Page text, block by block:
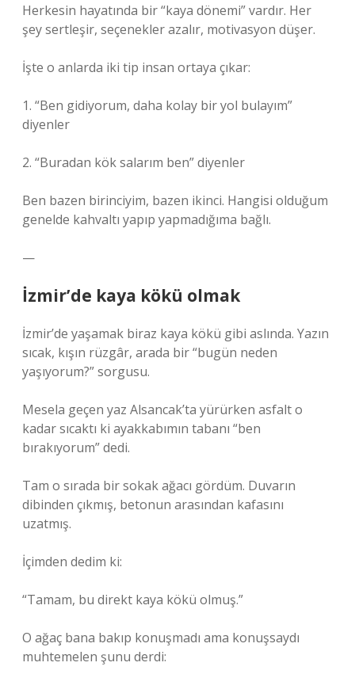
Herkesin hayatında bir “kaya dönemi” vardır. Her
şey sertleşir, seçenekler azalır, motivasyon düşer.
İşte o anlarda iki tip insan ortaya çıkar:
1. “Ben gidiyorum, daha kolay bir yol bulayım”
diyenler
2. “Buradan kök salarım ben” diyenler
Ben bazen birinciyim, bazen ikinci. Hangisi olduğum
genelde kahvaltı yapıp yapmadığıma bağlı.
—
İzmir’de kaya kökü olmak
İzmir’de yaşamak biraz kaya kökü gibi aslında. Yazın
sıcak, kışın rüzgâr, arada bir “bugün neden
yaşıyorum?” sorgusu.
Mesela geçen yaz Alsancak’ta yürürken asfalt o
kadar sıcaktı ki ayakkabımın tabanı “ben
bırakıyorum” dedi.
Tam o sırada bir sokak ağacı gördüm. Duvarın
dibinden çıkmış, betonun arasından kafasını
uzatmış.
İçimden dedim ki:
“Tamam, bu direkt kaya kökü olmuş.”
O ağaç bana bakıp konuşmadı ama konuşsaydı
muhtemelen şunu derdi: